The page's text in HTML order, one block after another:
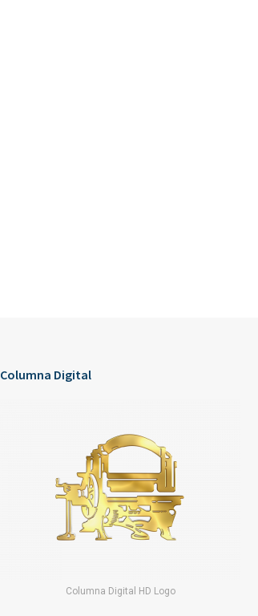
Columna Digital
Columna Digital HD Logo